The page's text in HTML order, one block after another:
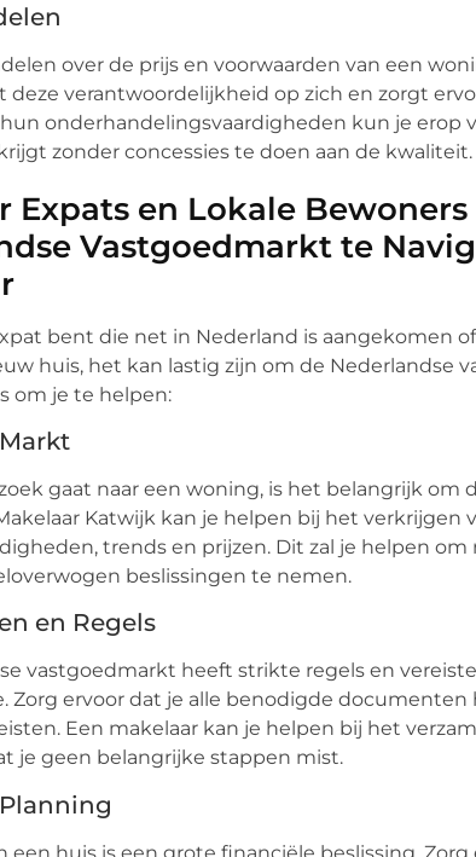
over de prijs en voorwaarden van een
deze verantwoordelijkheid op zich en zorgt
onderhandelingsvaardigheden kun je erop
zonder concessies te doen aan de kwaliteit.
Expats en Lokale
Vastgoedmarkt te
bent die net in Nederland is aangekomen
huis, het kan lastig zijn om de Nederlandse
om je te helpen:
gaat naar een woning, is het belangrijk om
Katwijk kan je helpen bij het verkrijgen
trends en prijzen. Dit zal je helpen
beslissingen te nemen.
en Regels
vastgoedmarkt heeft strikte regels en
Zorg ervoor dat je alle benodigde documenten
Een makelaar kan je helpen bij het
je geen belangrijke stappen mist.